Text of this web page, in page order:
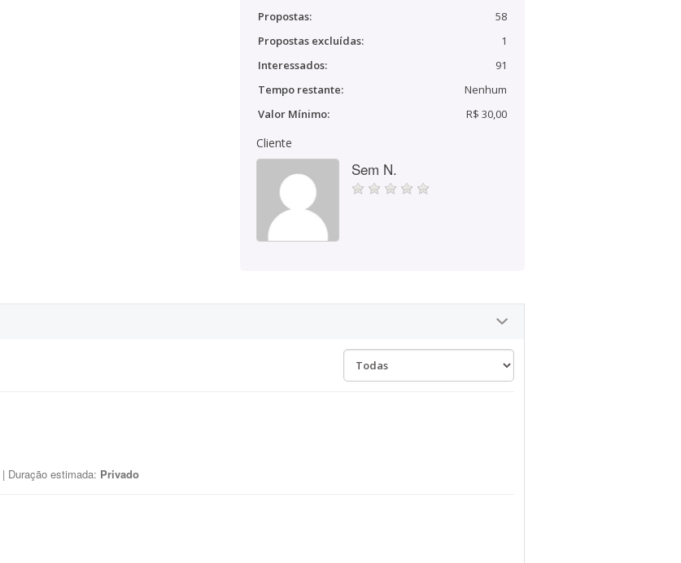
Propostas:
58
Propostas excluídas:
1
Interessados:
91
Tempo restante:
Nenhum
Valor Mínimo:
R$ 30,00
Cliente
Sem N.
| Duração estimada: Privado